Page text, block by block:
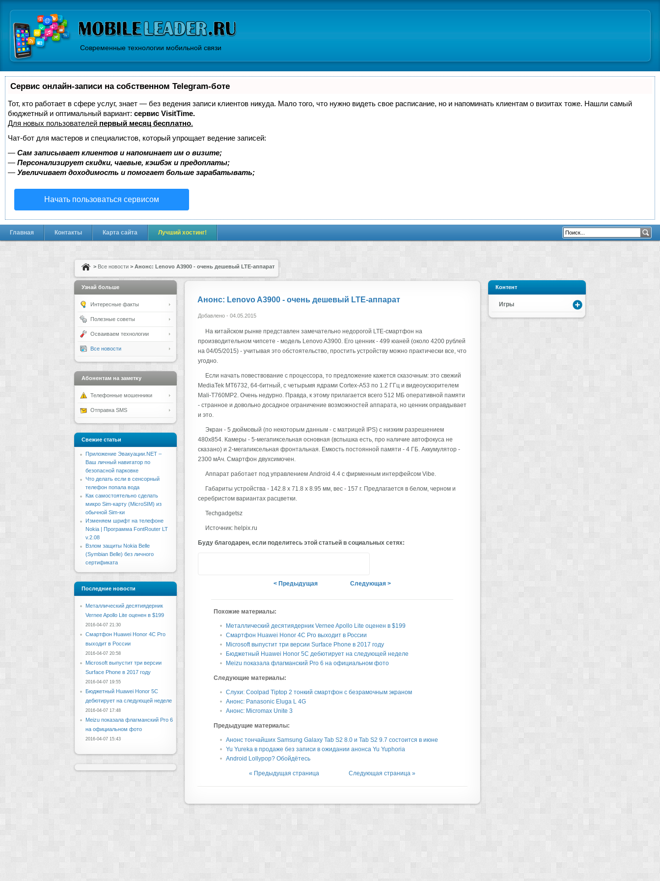
Современные технологии мобильной связи
Сервис онлайн-записи на собственном Telegram-боте
Тот, кто работает в сфере услуг, знает — без ведения записи клиентов никуда. Мало того, что нужно видеть свое расписание, но и напоминать клиентам о визитах тоже. Нашли самый
бюджетный и оптимальный вариант: сервис VisitTime.
Для новых пользователей первый месяц бесплатно.
Чат-бот для мастеров и специалистов, который упрощает ведение записей:
— Сам записывает клиентов и напоминает им о визите;
— Персонализирует скидки, чаевые, кэшбэк и предоплаты;
— Увеличивает доходимость и помогает больше зарабатывать;
Начать пользоваться сервисом
Главная Контакты Карта сайта Лучший хостинг!
> Все новости > Анонс: Lenovo A3900 - очень дешевый LTE-аппарат
Анонс: Lenovo A3900 - очень дешевый LTE-аппарат
Добавлено - 04.05.2015
На китайском рынке представлен замечательно недорогой LTE-смартфон на
производительном чипсете - модель Lenovo A3900. Его ценник - 499 юаней (около 4200 рублей
на 04/05/2015) - учитывая это обстоятельство, простить устройству можно практически все, что
угодно.
Если начать повествование с процессора, то предложение кажется сказочным: это свежий
MediaTek MT6732, 64-битный, с четырьмя ядрами Cortex-A53 по 1.2 ГГц и видеоускорителем
Mali-T760MP2. Очень недурно. Правда, к этому прилагается всего 512 МБ оперативной памяти
- странное и довольно досадное ограничение возможностей аппарата, но ценник оправдывает
и это.
Экран - 5 дюймовый (по некоторым данным - с матрицей IPS) с низким разрешением
480х854. Камеры - 5-мегапиксельная основная (вспышка есть, про наличие автофокуса не
сказано) и 2-мегапиксельная фронтальная. Емкость постоянной памяти - 4 ГБ. Аккумулятор -
2300 мАч. Смартфон двухсимочен.
Аппарат работает под управлением Android 4.4 с фирменным интерфейсом Vibe.
Габариты устройства - 142.8 х 71.8 х 8.95 мм, вес - 157 г. Предлагается в белом, черном и
серебристом вариантах расцветки.
Techgadgetsz
Источник: helpix.ru
Буду благодарен, если поделитесь этой статьей в социальных сетях:
< Предыдущая Следующая >
Похожие материалы:
Металлический десятиядерник Vernee Apollo Lite оценен в $199
Смартфон Huawei Honor 4C Pro выходит в России
Microsoft выпустит три версии Surface Phone в 2017 году
Бюджетный Huawei Honor 5C дебютирует на следующей неделе
Meizu показала флагманский Pro 6 на официальном фото
Следующие материалы:
Слухи: Coolpad Tiptop 2 тонкий смартфон с безрамочным экраном
Анонс: Panasonic Eluga L 4G
Анонс: Micromax Unite 3
Предыдущие материалы:
Анонс тончайших Samsung Galaxy Tab S2 8.0 и Tab S2 9.7 состоится в июне
Yu Yureka в продаже без записи в ожидании анонса Yu Yuphoria
Android Lollypop? Обойдётесь
« Предыдущая страница Следующая страница »
Контент
Игры
Узнай больше
Интересные факты
Полезные советы
Осваиваем технологии
Все новости
Абонентам на заметку
Телефонные мошенники
Отправка SMS
Свежие статьи
Приложение Эвакуации.NET –
Ваш личный навигатор по
безопасной парковке
Что делать если в сенсорный
телефон попала вода
Как самостоятельно сделать
микро Sim-карту (MicroSIM) из
обычной Sim-ки
Изменяем шрифт на телефоне
Nokia | Программа FontRouter LT
v.2.08
Взлом защиты Nokia Belle
(Symbian Belle) без личного
сертификата
Последние новости
Металлический десятиядерник
Vernee Apollo Lite оценен в $199
2016-04-07 21:30
Смартфон Huawei Honor 4C Pro
выходит в России
2016-04-07 20:58
Microsoft выпустит три версии
Surface Phone в 2017 году
2016-04-07 19:55
Бюджетный Huawei Honor 5C
дебютирует на следующей неделе
2016-04-07 17:48
Meizu показала флагманский Pro 6
на официальном фото
2016-04-07 15:43